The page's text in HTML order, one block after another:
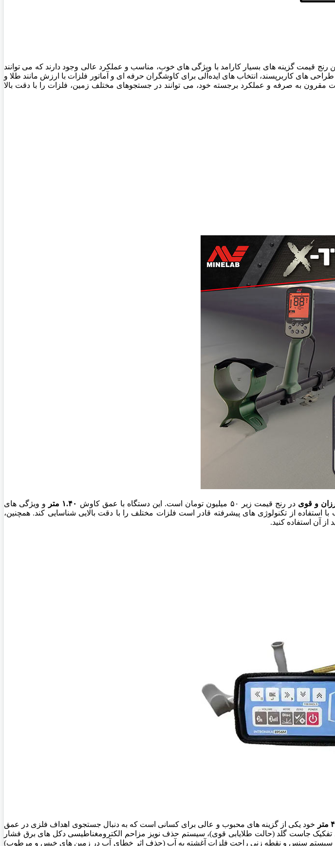
میلیون تومان هستید، باید بدانید که در این رنج قیمت گزینه های بسیار کارامد با ویژگی های خوب، مناسب و عملکرد عالی وجود دارند که می توانند
های کاربرپسند، انتخاب های ایده‌آلی برای کاوشگران حرفه ای و آماتور فلزات با ارزش مانند طلا و
مقرون به صرفه و عملکرد برجسته خود، می توانند در جستجوهای مختلف زمین، فلزات را با دقت بالا
و قوی در رنج قیمت زیر ۵۰ میلیون تومان است. این دستگاه با عمق کاوش ۱.۴۰ متر
و ویژگی های
از تکنولوژی های پیشرفته قادر است فلزات مختلف را با دقت بالایی شناسایی کند. همچنین،
آن استفاده کنید.
۴ متر
خود یکی از گزینه های محبوب و عالی برای کسانی است که به دنبال جستجوی اهداف فلزی در عمق
تفکیک جاست گلد (حالت طلایابی قوی)، سیستم حذف نویز مزاحم الکترومغناطیسی دکل های برق فشار
سیستم سنس و نقطه زنی راحت فلزات آغشته به آب (حذف اثر خطای آب در زمین های خیس و مرطوب)